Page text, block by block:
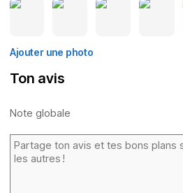
Ajouter une photo
Ton avis
Note globale